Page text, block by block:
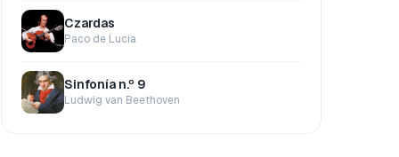
Czardas
Paco de Lucía
Sinfonía n.º 9
Ludwig van Beethoven